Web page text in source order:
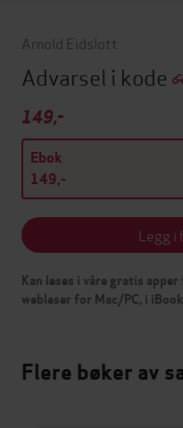
Arnold Eidslott
Advarsel i kode
149,-
Ebok
149,-
Legg i
Kan leses i våre gratis
webleser for Mac/PC, i
Flere bøker av